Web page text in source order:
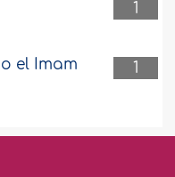
1
1
el Imam